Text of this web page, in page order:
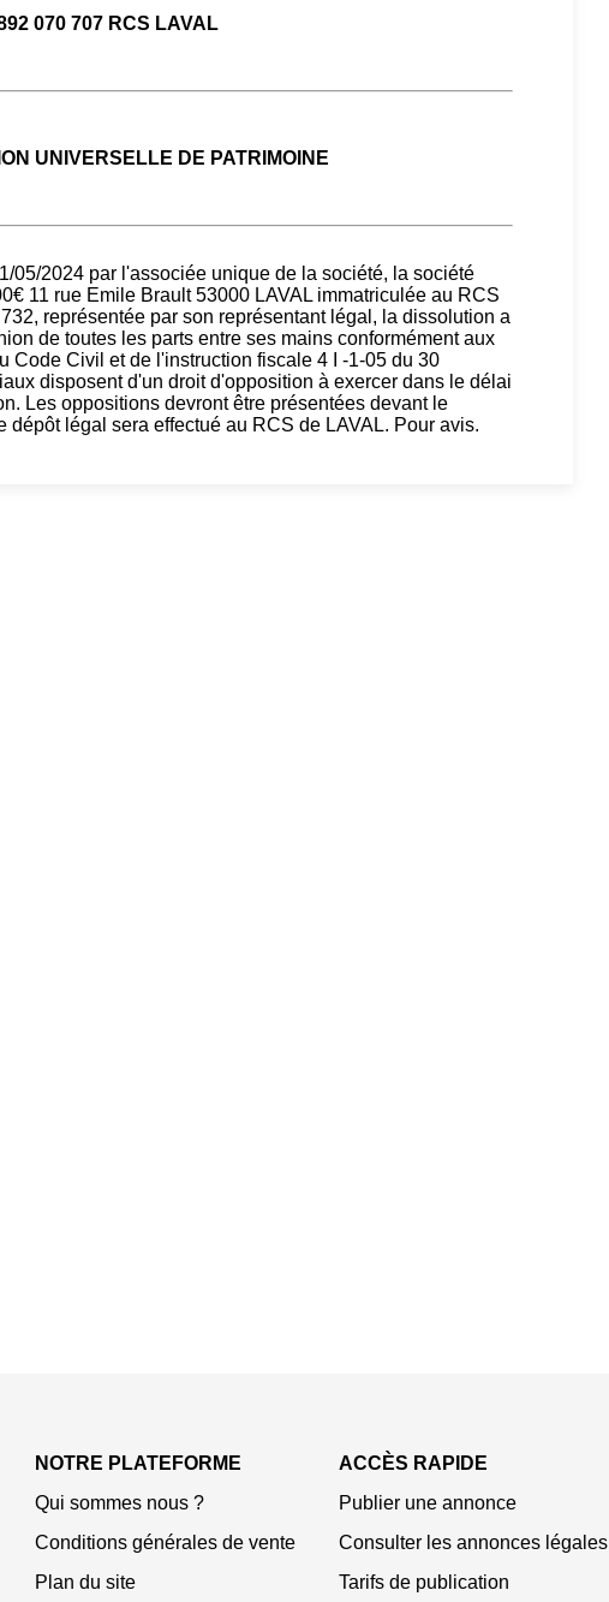
070 707 RCS LAVAL
UNIVERSELLE DE PATRIMOINE
05/2024 par l'associée unique de la société, la société
11 rue Emile Brault 53000 LAVAL immatriculée au RCS
représentée par son représentant légal, la dissolution a
de toutes les parts entre ses mains conformément aux
Code Civil et de l'instruction fiscale 4 I -1-05 du 30
disposent d'un droit d'opposition à exercer dans le délai
Les oppositions devront être présentées devant le
dépôt légal sera effectué au RCS de LAVAL. Pour avis.
NOTRE PLATEFORME
Qui sommes nous ?
Conditions générales de vente
Plan du site
ACCÈS RAPIDE
Publier une annonce
Consulter les annonces légales
Tarifs de publication